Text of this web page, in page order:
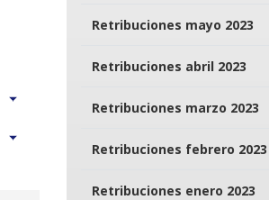
Retribuciones mayo 2023
Retribuciones abril 2023
Retribuciones marzo 2023
Retribuciones febrero 2023
Retribuciones enero 2023